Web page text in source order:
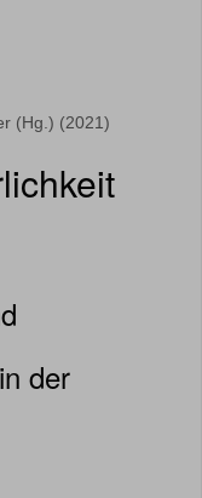
(Hg.) (2021)
der